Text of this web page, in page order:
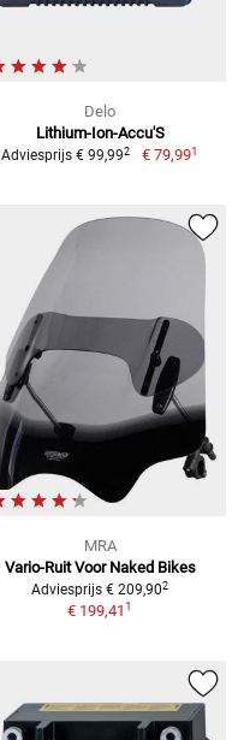
Delo
Lithium-Ion-Accu'S
Adviesprijs € 99,992 € 79,991
MRA
Vario-Ruit Voor Naked Bikes
Adviesprijs € 209,902
€ 199,411